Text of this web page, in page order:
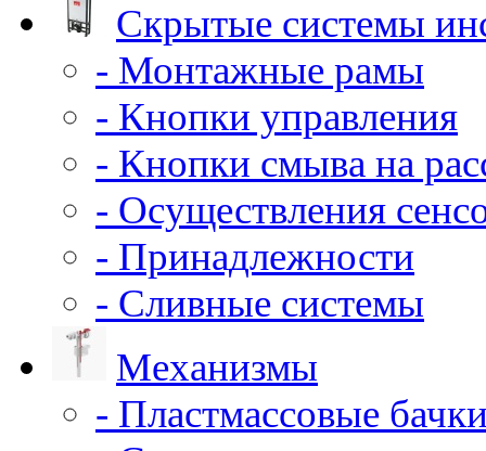
Скрытые системы
- Монтажные рамы
- Кнопки управления
- Кнопки смыва на
- Осуществления
- Принадлежности
- Сливные системы
Механизмы
- Пластмассовые